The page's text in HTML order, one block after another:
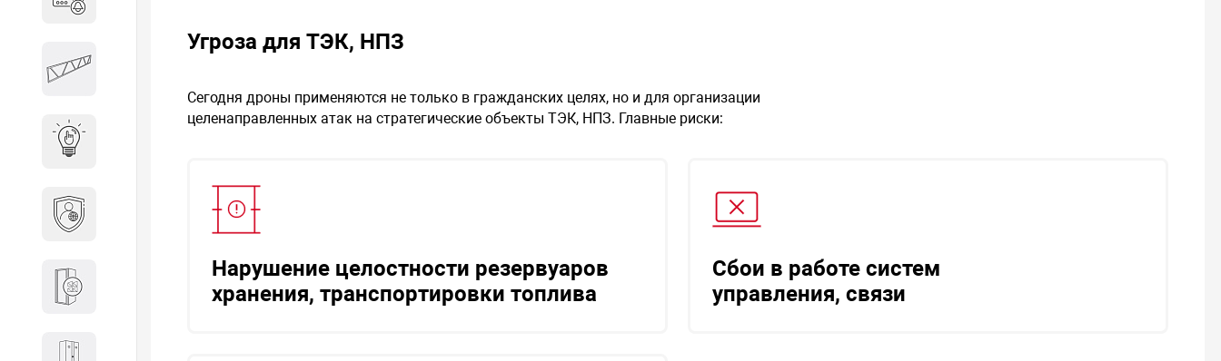
Угроза для ТЭК, НПЗ
Сегодня дроны применяются не только в гражданских целях, но и для организации
целенаправленных атак на стратегические объекты ТЭК, НПЗ. Главные риски:
Нарушение целостности резервуаров
хранения, транспортировки топлива
Сбои в работе систем
управления, связи